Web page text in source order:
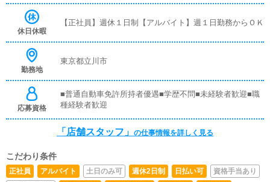
企画の立案店舗イベントや店舗運営など様々な企画を提案
ピート率の向上】【キャストの方の入店数の増加】など、
更新作業を行っていただきます。キャストの出勤情報やイ
を押すだけや、ブログの更新時に簡単に文字が入力出来れ
ば問題ありません。PCが苦手な人でも簡単にできます。■
清掃・備品管理お客様やキャストの方に快適にお過ごしい
だきます。
休日休暇
【正社員】週休１日制【アルバイト】週１日勤務からＯＫ
勤務地
東京都立川市
応募資格
■普通自動車免許所持者優遇■学歴不問■未経験者歓迎■職
種経験者歓迎
「店舗スタッフ」 の仕事情報を詳しく見る
こだわり条件
正社員 アルバイト 土日のみ可 週休2日制 日払い可
資格手当あり